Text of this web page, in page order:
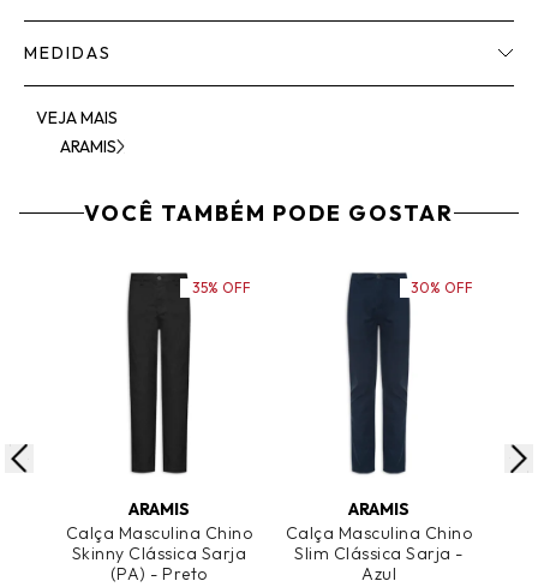
MEDIDAS
VEJA MAIS
ARAMIS
VOCÊ TAMBÉM PODE GOSTAR
ADICIONAR AO CARRINHO
ARAMIS
Calça Masculina Chino
Skinny Clássica Sarja
(PA) - Preto
35% OFF
ADICIONAR AO CARRINHO
ARAMIS
Calça Masculina Chino
Slim Clássica Sarja -
Azul
30% OFF